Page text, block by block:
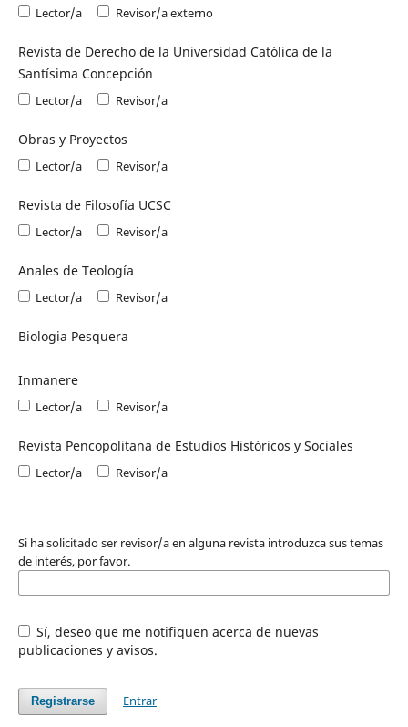
Lector/a Revisor/a externo
Revista de Derecho de la Universidad Católica de la
Santísima Concepción
Lector/a Revisor/a
Obras y Proyectos
Lector/a Revisor/a
Revista de Filosofía UCSC
Lector/a Revisor/a
Anales de Teología
Lector/a Revisor/a
Biologia Pesquera
Inmanere
Lector/a Revisor/a
Revista Pencopolitana de Estudios Históricos y Sociales
Lector/a Revisor/a
Si ha solicitado ser revisor/a en alguna revista introduzca sus temas
de interés, por favor.
Sí, deseo que me notifiquen acerca de nuevas
publicaciones y avisos.
Registrarse Entrar